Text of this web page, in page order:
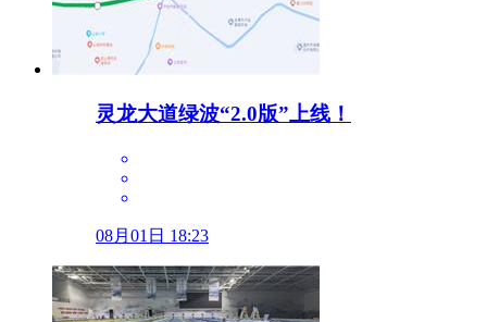
灵龙大道绿波“2.0版”上线！
08月01日 18:23